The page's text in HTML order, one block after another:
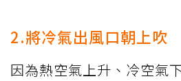
2.將冷氣出風口朝上吹
因為熱空氣上升、冷空氣